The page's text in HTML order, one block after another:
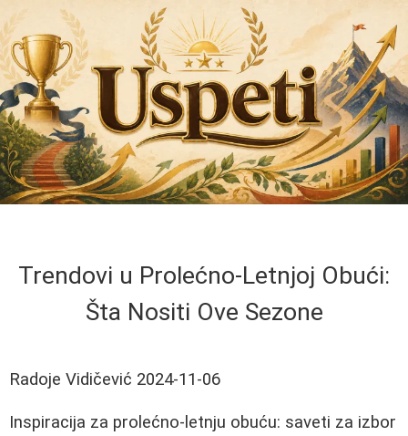
Trendovi u Prolećno-Letnjoj Obući:
Šta Nositi Ove Sezone
Radoje Vidičević 2024-11-06
Inspiracija za prolećno-letnju obuću: saveti za izbor